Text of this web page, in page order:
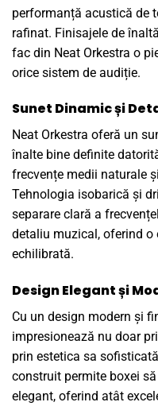
performanță acustică de
rafinat. Finisajele de
fac din Neat Orkestra o
orice sistem de audiție.
Sunet Dinamic și
Neat Orkestra oferă un
înalte bine definite
frecvențe medii naturale
Tehnologia isobarică și
separare clară a
detaliu muzical, oferind
echilibrată.
Design Elegant și
Cu un design modern și
impresionează nu doar
prin estetica sa
construit permite boxei
elegant, oferind atât